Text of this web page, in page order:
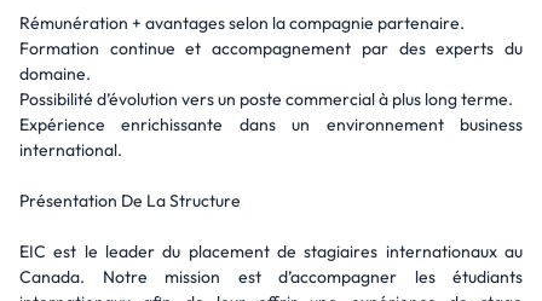
Rémunération + avantages selon la compagnie partenaire.
Formation continue et accompagnement par des experts du
domaine.
Possibilité d’évolution vers un poste commercial à plus long terme.
Expérience enrichissante dans un environnement business
international.
Présentation De La Structure
EIC est le leader du placement de stagiaires internationaux au
Canada. Notre mission est d’accompagner les étudiants